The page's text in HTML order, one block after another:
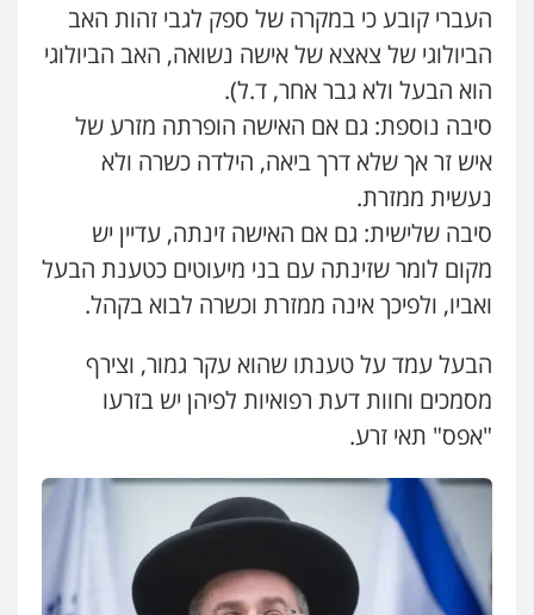
עו"ד אור בן שאנן
פלילי מעצרים וחקירות
0549199449
סלימאן אבו שעירה – משרד עורכי דין
פלילי
0547780927
עו"ד יניב זוסמן
פשיעה חמורה מעצרים
0525199949
עו"ד אמיר נאטור
0543326767
עו"ד גיורא זילברשטיין
פלילי פשיעה חמורה מעצרים וחקירות
העברי קובע כי במקרה של ספק לגבי זהות האב
הביולוגי של צאצא של אישה נשואה, האב הביולוגי
הוא הבעל ולא גבר אחר, ד.ל).
סיבה נוספת: גם אם האישה הופרתה מזרע של
איש זר אך שלא דרך ביאה, הילדה כשרה ולא
נעשית ממזרת.
סיבה שלישית: גם אם האישה זינתה, עדיין יש
מקום לומר שזינתה עם בני מיעוטים כטענת הבעל
ואביו, ולפיכך אינה ממזרת וכשרה לבוא בקהל.
הבעל עמד על טענתו שהוא עקר גמור, וצירף
מסמכים וחוות דעת רפואיות לפיהן יש בזרעו
"אפס" תאי זרע.